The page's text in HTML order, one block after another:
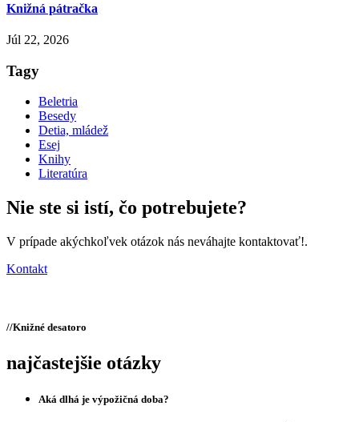
Knižná pátračka
Júl 22, 2026
Tagy
Beletria
Besedy
Detia, mládež
Esej
Knihy
Literatúra
Nie ste si istí, čo potrebujete?
V prípade akýchkoľvek otázok nás neváhajte kontaktovať!.
Kontakt
//Knižné desatoro
najčastejšie otázky
Aká dlhá je výpožičná doba?